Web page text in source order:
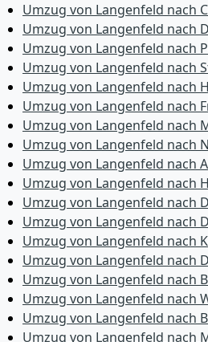
Umzug von Langenfeld nach
Umzug von Langenfeld nach
Umzug von Langenfeld nach
Umzug von Langenfeld nach
Umzug von Langenfeld nach
Umzug von Langenfeld nach
Umzug von Langenfeld nach
Umzug von Langenfeld nach
Umzug von Langenfeld nach
Umzug von Langenfeld nach
Umzug von Langenfeld nach
Umzug von Langenfeld nach
Umzug von Langenfeld nach
Umzug von Langenfeld nach
Umzug von Langenfeld nach
Umzug von Langenfeld nach
Umzug von Langenfeld nach
Umzug von Langenfeld nach